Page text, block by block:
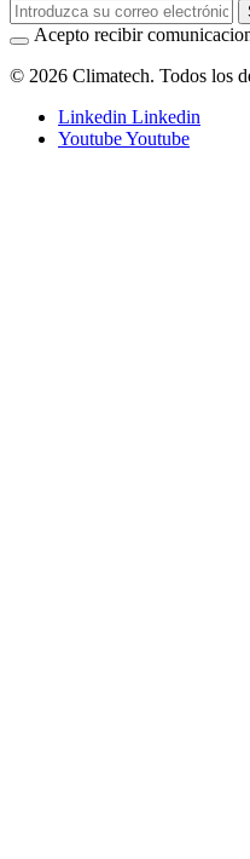
Acepto recibir
© 2026 Climatech. Todos los
Linkedin Linkedin
YoutubeYoutube